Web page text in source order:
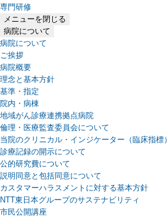
専門研修
メニューを閉じる
病院について
病院について
ご挨拶
病院概要
理念と基本方針
基準・指定
院内・病棟
地域がん診療連携拠点病院
倫理・医療監査委員会について
当院のクリニカル・インジケーター（臨床指標）
診療記録の開示について
公的研究費について
説明同意と包括同意について
カスタマーハラスメントに対する基本方針
NTT東日本グループのサステナビリティ
（新しいタブで開きます）
市民公開講座